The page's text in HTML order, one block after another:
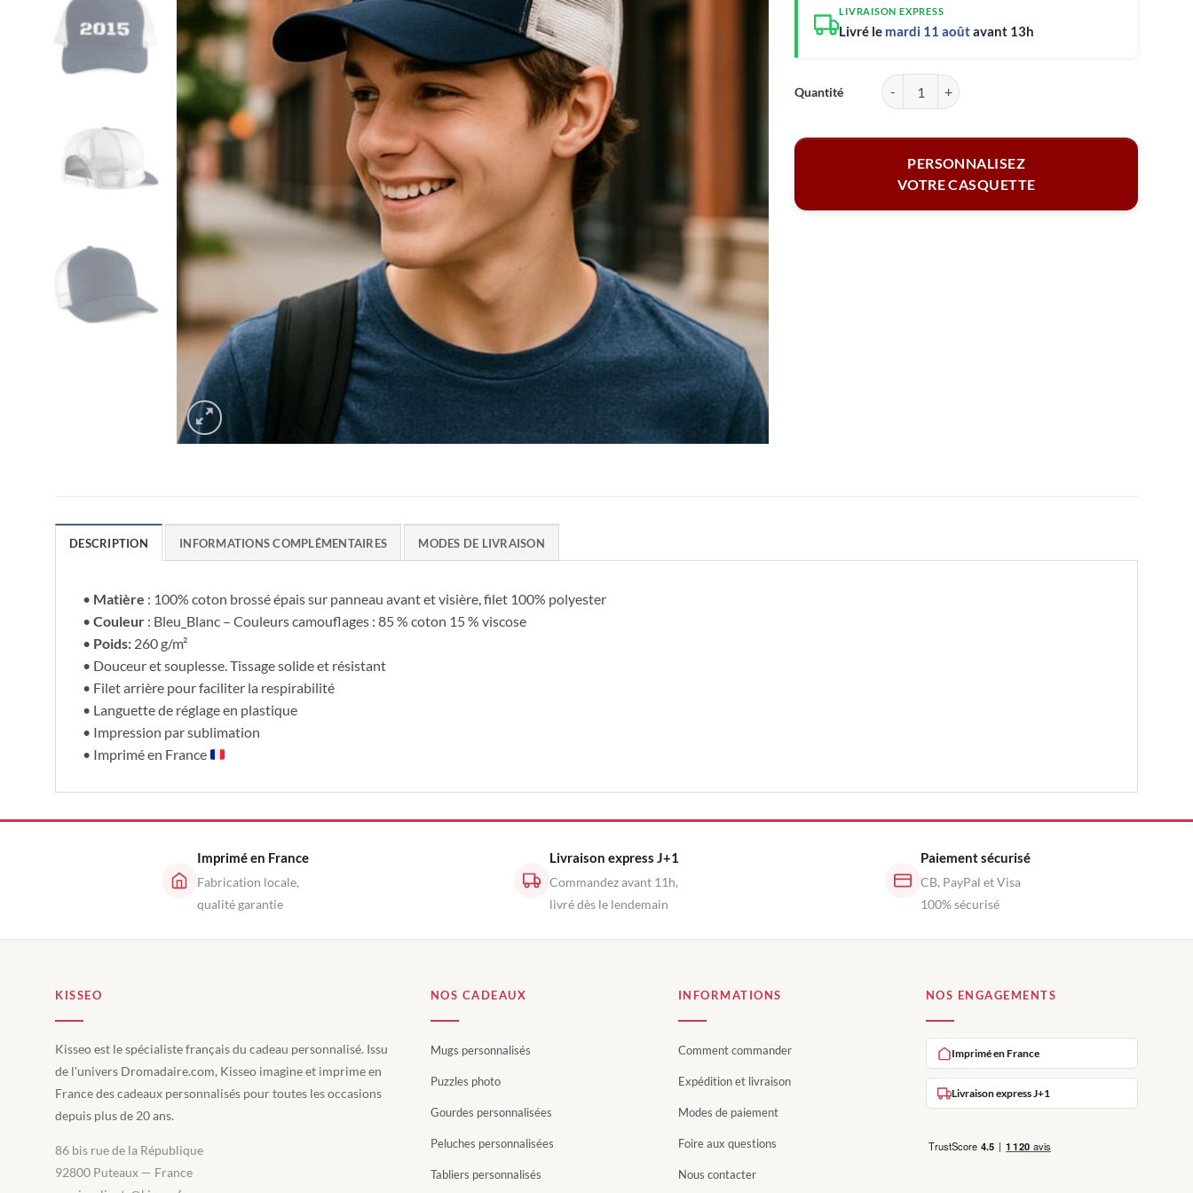
LIVRAISON EXPRESS
Livré le mardi 11 aoûtavant 13h
quantité de Casquette filet bleu-blanc - Année de naissance
PERSONNALISEZ
VOTRE CASQUETTE
DESCRIPTION INFORMATIONS COMPLÉMENTAIRES MODES DE LIVRAISON
• Matière : 100% coton brossé épais sur panneau avant et visière, filet 100% polyester
• Couleur : Bleu_Blanc – Couleurs camouflages : 85 % coton 15 % viscose
• Poids: 260 g/m²
• Douceur et souplesse. Tissage solide et résistant
• Filet arrière pour faciliter la respirabilité
• Languette de réglage en plastique
• Impression par sublimation
• Imprimé en France
Imprimé en France
Fabrication locale,
qualité garantie
Livraison express J+1
Commandez avant 11h,
livré dès le lendemain
Paiement sécurisé
CB, PayPal et Visa
100% sécurisé
KISSEO
Kisseo est le spécialiste français du cadeau personnalisé. Issu
de l'univers Dromadaire.com, Kisseo imagine et imprime en
France des cadeaux personnalisés pour toutes les occasions
depuis plus de 20 ans.
86 bis rue de la République
92800 Puteaux — France
NOS CADEAUX
Mugs personnalisés
Puzzles photo
Gourdes personnalisées
Peluches personnalisées
Tabliers personnalisés
INFORMATIONS
Comment commander
Expédition et livraison
Modes de paiement
Foire aux questions
Nous contacter
NOS ENGAGEMENTS
Imprimé en France
Livraison express J+1